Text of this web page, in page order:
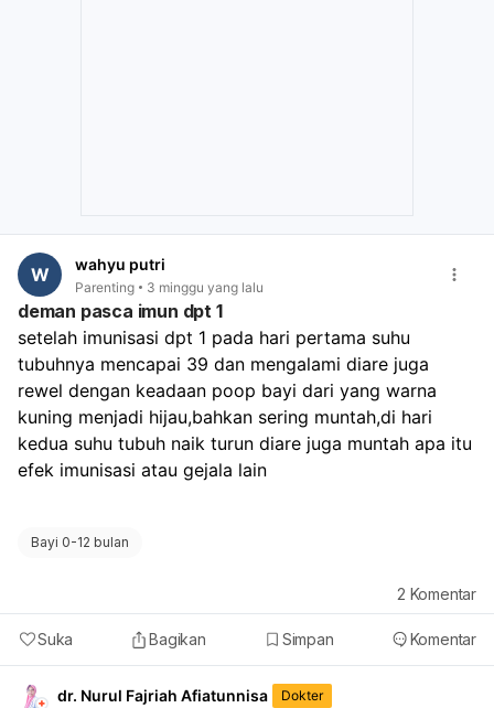
W wahyu putri
Parenting 3 minggu yang lalu
deman pasca imun dpt 1
setelah imunisasi dpt 1 pada hari pertama suhu
tubuhnya mencapai 39 dan mengalami diare juga
rewel dengan keadaan poop bayi dari yang warna
kuning menjadi hijau,bahkan sering muntah,di hari
kedua suhu tubuh naik turun diare juga muntah apa itu
efek imunisasi atau gejala lain
Bayi 0-12 bulan
Suka Bagikan Simpan Komentar
2 Komentar
dr. Nurul Fajriah Afiatunnisa
Dokter